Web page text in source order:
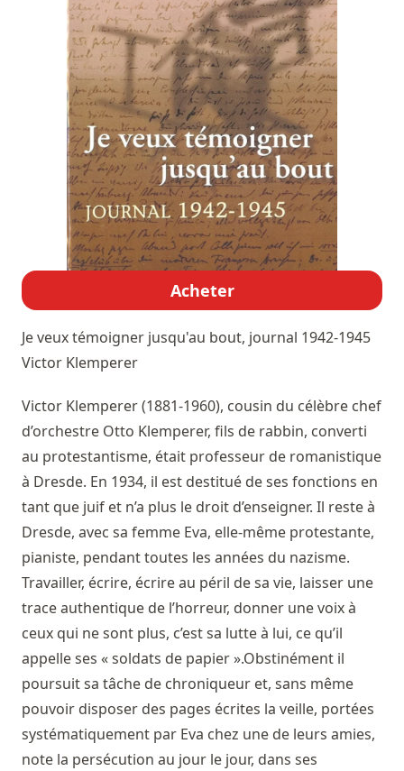
Acheter
Je veux témoigner jusqu'au bout, journal 1942-1945
Victor Klemperer
Victor Klemperer (1881-1960), cousin du célèbre chef
d’orchestre Otto Klemperer, fils de rabbin, converti
au protestantisme, était professeur de romanistique
à Dresde. En 1934, il est destitué de ses fonctions en
tant que juif et n’a plus le droit d’enseigner. Il reste à
Dresde, avec sa femme Eva, elle-même protestante,
pianiste, pendant toutes les années du nazisme.
Travailler, écrire, écrire au péril de sa vie, laisser une
trace authentique de l’horreur, donner une voix à
ceux qui ne sont plus, c’est sa lutte à lui, ce qu’il
appelle ses « soldats de papier ».Obstinément il
poursuit sa tâche de chroniqueur et, sans même
pouvoir disposer des pages écrites la veille, portées
systématiquement par Eva chez une de leurs amies,
note la persécution au jour le jour, dans ses